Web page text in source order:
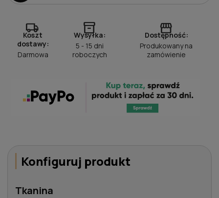
local_shipping
Koszt
dostawy:
Darmowa
inventory_2
Wysyłka:
5 - 15 dni
roboczych
storefront
Dostępność:
Produkowany na
zamówienie
Konfiguruj produkt
Tkanina